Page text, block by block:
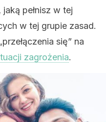
pełnisz w tej
w tej grupie zasad.
się” na
zagrożenia.